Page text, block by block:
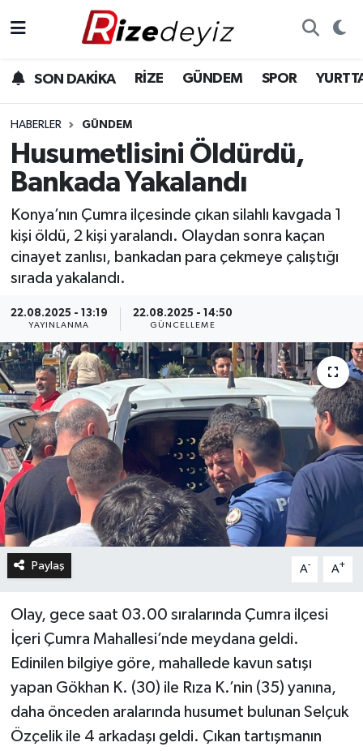
SON DAKİKA RİZE GÜNDEM SPOR
HABERLER GÜNDEM
Husumetlisini Öldürdü,
Bankada Yakalandı
Konya’nın Çumra ilçesinde çıkan silahlı kavgada 1
kişi öldü, 2 kişi yaralandı. Olaydan sonra kaçan
cinayet zanlısı, bankadan para çekmeye çalıştığı
sırada yakalandı.
22.08.2025 - 13:19
YAYINLANMA
22.08.2025 - 14:50
GÜNCELLEME
Paylaş A- A+
Olay, gece saat 03.00 sıralarında Çumra ilçesi
İçeri Çumra Mahallesi’nde meydana geldi.
Edinilen bilgiye göre, mahallede kavun satışı
yapan Gökhan K. (30) ile Rıza K.’nin (35) yanına,
daha önceden aralarında husumet bulunan Selçuk
Özçelik ile 4 arkadaşı geldi. Çıkan tartışmanın
Gündem
Yurttan Haberler
Ekonomi
Teknoloji
Rize Hava Durumu
Rize Trafik Yoğunluk Haritası
Süper Lig Puan Durumu ve Fikstür
Tüm Manşetler
Son Dakika Haberleri
Haber Arşivi